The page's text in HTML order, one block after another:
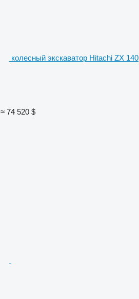
колесный экскаватор Hitachi ZX 140
≈ 74 520 $